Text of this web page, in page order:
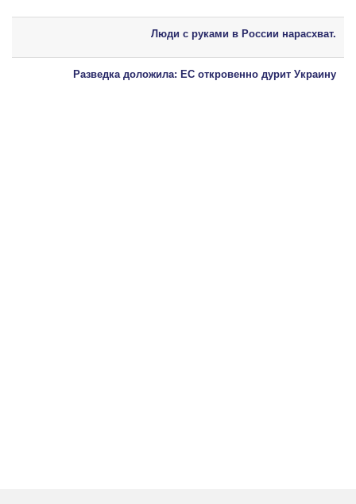
Люди с руками в России нарасхват.
Разведка доложила: ЕС откровенно дурит Украину